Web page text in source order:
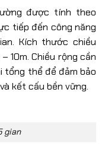
được tính theo
tiếp đến công năng
Kích thước chiều
10m. Chiều rộng cần
tổng thể để đảm bảo
kết cấu bền vững.
gian